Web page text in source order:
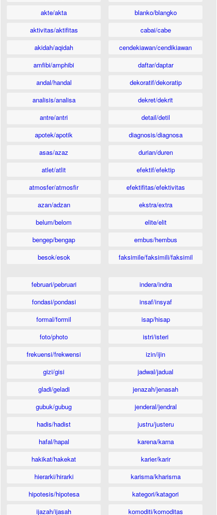
akte/akta
aktivitas/aktifitas
akidah/aqidah
amfibi/amphibi
andal/handal
analisis/analisa
antre/antri
apotek/apotik
asas/azaz
atlet/atlit
atmosfer/atmosfir
azan/adzan
belum/belom
bengep/bengap
besok/esok
blanko/blangko
cabai/cabe
cendekiawan/cendikiawan
daftar/daptar
dekoratif/dekoratip
dekret/dekrit
detail/detil
diagnosis/diagnosa
durian/duren
efektif/efektip
efektifitas/efektivitas
ekstra/extra
elite/elit
embus/hembus
faksimile/faksimili/faksimil
februari/pebruari
fondasi/pondasi
formal/formil
foto/photo
frekuensi/frekwensi
gizi/gisi
gladi/geladi
gubuk/gubug
hadis/hadist
hafal/hapal
hakikat/hakekat
hierarki/hirarki
hipotesis/hipotesa
ijazah/ijasah
indera/indra
insaf/insyaf
isap/hisap
istri/isteri
izin/ijin
jadwal/jadual
jenazah/jenasah
jenderal/jendral
justru/justeru
karena/karna
karier/karir
karisma/kharisma
kategori/katagori
komoditi/komoditas